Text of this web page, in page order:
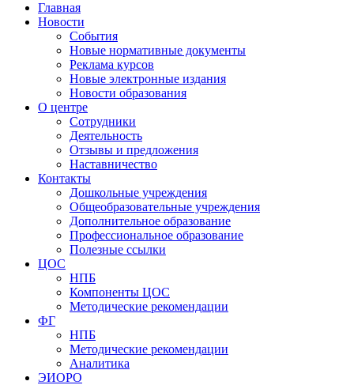
Главная
Новости
События
Новые нормативные документы
Реклама курсов
Новые электронные издания
Новости образования
О центре
Сотрудники
Деятельность
Отзывы и предложения
Наставничество
Контакты
Дошкольные учреждения
Общеобразовательные учреждения
Дополнительное образование
Профессиональное образование
Полезные ссылки
ЦОС
НПБ
Компоненты ЦОС
Методические рекомендации
ФГ
НПБ
Методические рекомендации
Аналитика
ЭИОРО